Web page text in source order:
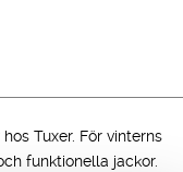
Tuxer. För vinterns
funktionella jackor.